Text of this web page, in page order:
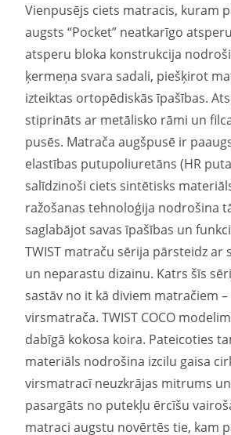
Vienpusējs ciets matracis, kuram
augsts “Pocket” neatkarīgo
atsperu bloka konstrukcija
ķermeņa svara sadali, piešķirot
izteiktas ortopēdiskās īpašības.
stiprināts ar metālisko rāmi un
pusēs. Matrača augšpusē ir
elastības putupoliuretāns (HR
salīdzinoši ciets sintētisks
ražošanas tehnoloģija nodrošina
saglabājot savas īpašības un
TWIST matraču sērija pārsteidz ar
un neparastu dizainu. Katrs šīs
sastāv no it kā diviem matračiem
virsmatrača. TWIST COCO
dabīgā kokosa koira. Pateicoties
materiāls nodrošina izcilu gaisa
virsmatracī neuzkrājas mitrums
pasargāts no putekļu ērcīšu
matraci augstu novērtēs tie, kam